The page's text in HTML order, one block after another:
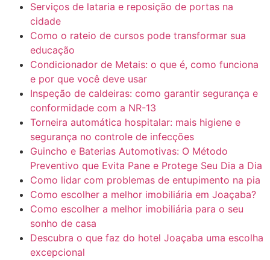
Serviços de lataria e reposição de portas na
cidade
Como o rateio de cursos pode transformar sua
educação
Condicionador de Metais: o que é, como funciona
e por que você deve usar
Inspeção de caldeiras: como garantir segurança e
conformidade com a NR-13
Torneira automática hospitalar: mais higiene e
segurança no controle de infecções
Guincho e Baterias Automotivas: O Método
Preventivo que Evita Pane e Protege Seu Dia a Dia
Como lidar com problemas de entupimento na pia
Como escolher a melhor imobiliária em Joaçaba?
Como escolher a melhor imobiliária para o seu
sonho de casa
Descubra o que faz do hotel Joaçaba uma escolha
excepcional